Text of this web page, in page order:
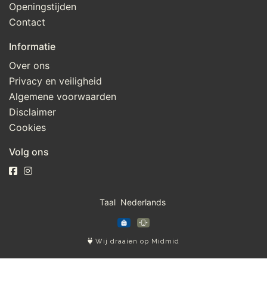
Openingstijden
Contact
Informatie
Over ons
Privacy en veiligheid
Algemene voorwaarden
Disclaimer
Cookies
Volg ons
Taal
Wij draaien op Midmid